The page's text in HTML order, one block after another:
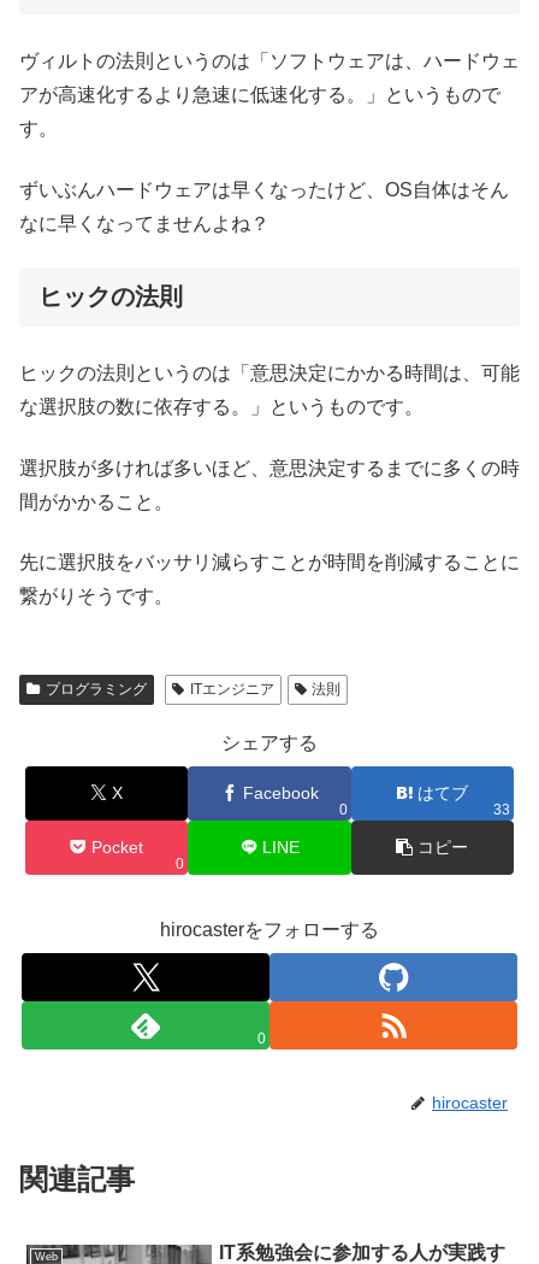
ヴィルトの法則というのは「ソフトウェアは、ハードウェ
アが高速化するより急速に低速化する。」というもので
す。
ずいぶんハードウェアは早くなったけど、OS自体はそん
なに早くなってませんよね？
ヒックの法則
ヒックの法則というのは「意思決定にかかる時間は、可能
な選択肢の数に依存する。」というものです。
選択肢が多ければ多いほど、意思決定するまでに多くの時
間がかかること。
先に選択肢をバッサリ減らすことが時間を削減することに
繋がりそうです。
プログラミング ITエンジニア 法則
シェアする
X Facebook
0
はてブ
33
Pocket
0
LINE コピー
hirocasterをフォローする
0
hirocaster
関連記事
Web
IT系勉強会に参加する人が実践す